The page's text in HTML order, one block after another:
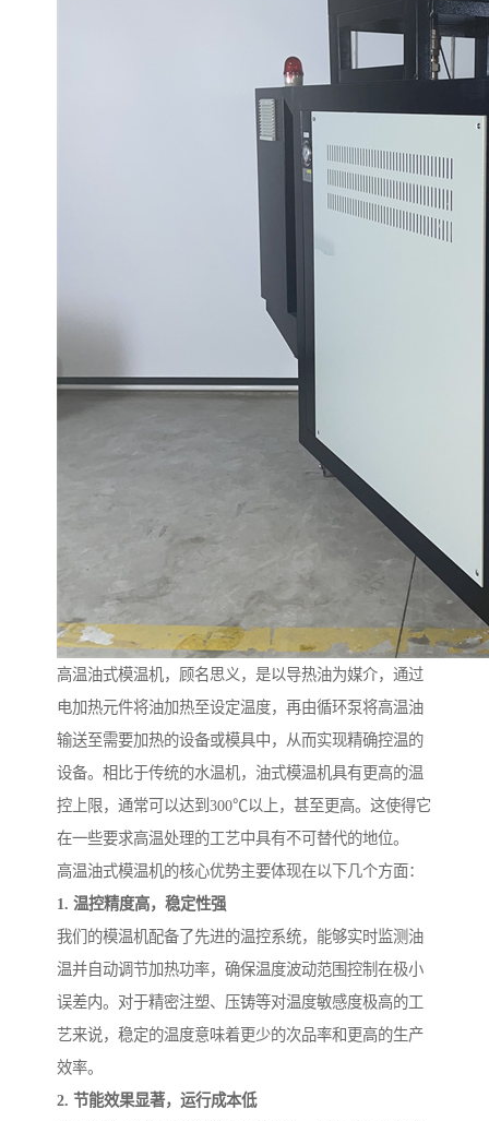
高温油式模温机，顾名思义，是以导热油为媒介，通过
电加热元件将油加热至设定温度，再由循环泵将高温油
输送至需要加热的设备或模具中，从而实现精确控温的
设备。相比于传统的水温机，油式模温机具有更高的温
控上限，通常可以达到300℃以上，甚至更高。这使得它
在一些要求高温处理的工艺中具有不可替代的地位。
高温油式模温机的核心优势主要体现在以下几个方面：
1. 温控精度高，稳定性强
我们的模温机配备了先进的温控系统，能够实时监测油
温并自动调节加热功率，确保温度波动范围控制在极小
误差内。对于精密注塑、压铸等对温度敏感度极高的工
艺来说，稳定的温度意味着更少的次品率和更高的生产
效率。
2. 节能效果显著，运行成本低